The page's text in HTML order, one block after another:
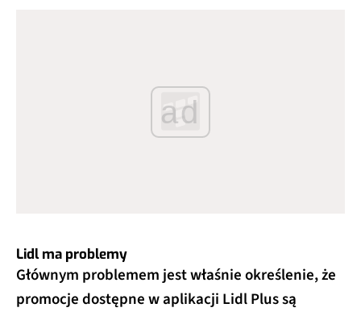
ad
Lidl ma problemy
Głównym problemem jest właśnie określenie, że
promocje dostępne w aplikacji Lidl Plus są